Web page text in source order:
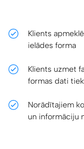
Klients
ielādes forma
Klients uzmet
formas dati
Norādītajiem
un informāciju